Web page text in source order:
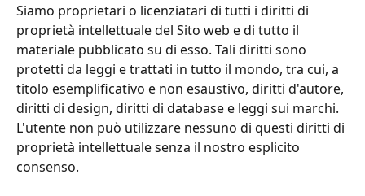
Siamo proprietari o licenziatari di tutti i diritti di
proprietà intellettuale del Sito web e di tutto il
materiale pubblicato su di esso. Tali diritti sono
protetti da leggi e trattati in tutto il mondo, tra cui, a
titolo esemplificativo e non esaustivo, diritti d'autore,
diritti di design, diritti di database e leggi sui marchi.
L'utente non può utilizzare nessuno di questi diritti di
proprietà intellettuale senza il nostro esplicito
consenso.